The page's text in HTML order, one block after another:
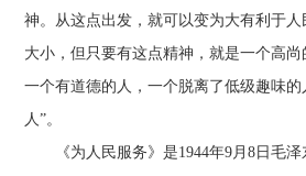
神。从这点出发，就可以变为大有利于
大小，但只要有这点精神，就是一个高尚
一个有道德的人，一个脱离了低级趣味
人”。
《为人民服务》是1944年9月8日毛泽